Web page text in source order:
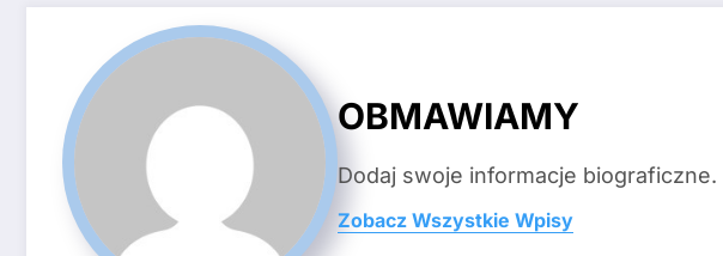
OBMAWIAMY
Dodaj swoje informacje biograficzne.
Zobacz Wszystkie Wpisy